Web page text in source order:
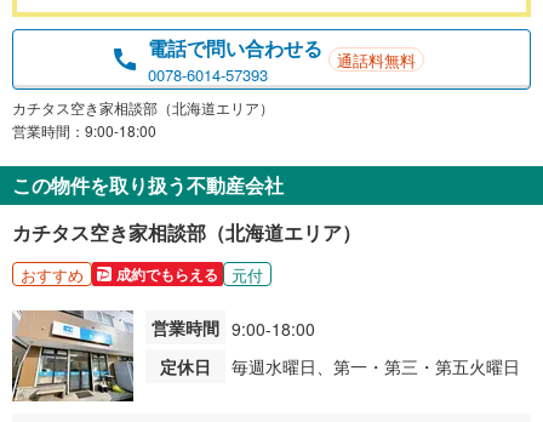
電話で問い合わせる
0078-6014-57393
通話料無料
カチタス空き家相談部（北海道エリア）
営業時間：9:00-18:00
この物件を取り扱う不動産会社
カチタス空き家相談部（北海道エリア）
おすすめ 成約でもらえる 元付
営業時間 9:00-18:00
定休日
毎週水曜日、第一・第三・第五火曜日